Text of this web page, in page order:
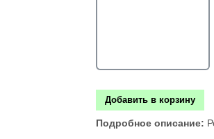
Добавить в корзину
Подробное описание: